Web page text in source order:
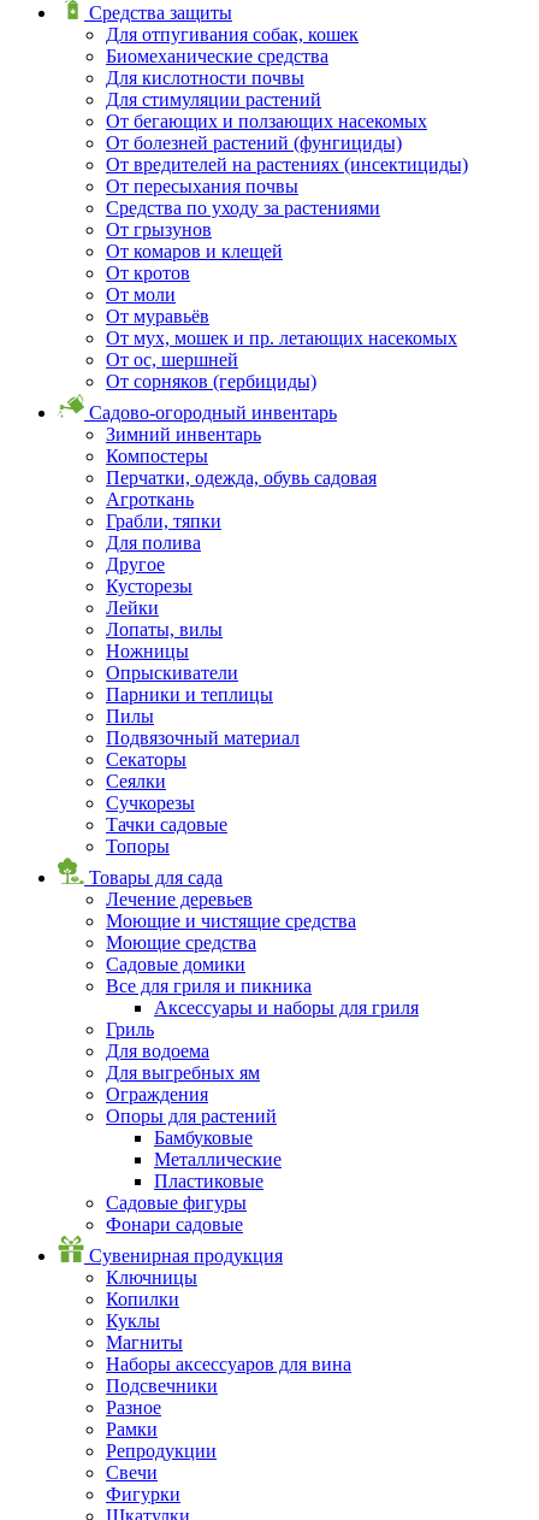
Средства защиты
Для отпугивания собак, кошек
Биомеханические средства
Для кислотности почвы
Для стимуляции растений
От бегающих и ползающих насекомых
От болезней растений (фунгициды)
От вредителей на растениях (инсектициды)
От пересыхания почвы
Средства по уходу за растениями
От грызунов
От комаров и клещей
От кротов
От моли
От муравьёв
От мух, мошек и пр. летающих насекомых
От ос, шершней
От сорняков (гербициды)
Садово-огородный инвентарь
Зимний инвентарь
Компостеры
Перчатки, одежда, обувь садовая
Агроткань
Грабли, тяпки
Для полива
Другое
Кусторезы
Лейки
Лопаты, вилы
Ножницы
Опрыскиватели
Парники и теплицы
Пилы
Подвязочный материал
Секаторы
Сеялки
Сучкорезы
Тачки садовые
Топоры
Товары для сада
Лечение деревьев
Моющие и чистящие средства
Моющие средства
Садовые домики
Все для гриля и пикника
Аксессуары и наборы для гриля
Гриль
Для водоема
Для выгребных ям
Ограждения
Опоры для растений
Бамбуковые
Металлические
Пластиковые
Садовые фигуры
Фонари садовые
Сувенирная продукция
Ключницы
Копилки
Куклы
Магниты
Наборы аксессуаров для вина
Подсвечники
Разное
Рамки
Репродукции
Свечи
Фигурки
Шкатулки